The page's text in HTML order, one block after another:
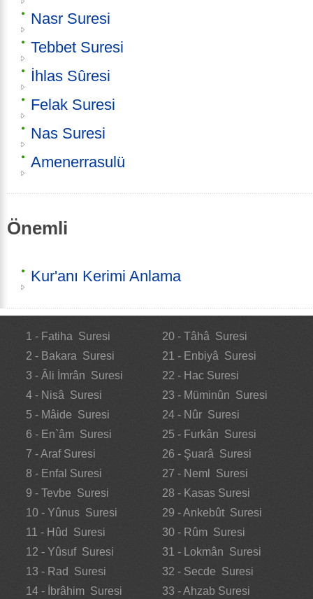
Nasr Suresi
Tebbet Suresi
İhlas Sûresi
Felak Suresi
Nas Suresi
Amenerrasulü
Önemli
Kur'anı Kerimi Anlama
1 - Fatiha Suresi
2 - Bakara Suresi
3 - Âli İmrân Suresi
4 - Nisâ Suresi
5 - Mâide Suresi
6 - En`âm Suresi
7 - Araf Suresi
8 - Enfal Suresi
9 - Tevbe Suresi
10 - Yûnus Suresi
11 - Hûd Suresi
12 - Yûsuf Suresi
13 - Rad Suresi
14 - İbrâhim Suresi
20 - Tâhâ Suresi
21 - Enbiyâ Suresi
22 - Hac Suresi
23 - Müminûn Suresi
24 - Nûr Suresi
25 - Furkân Suresi
26 - Şuarâ Suresi
27 - Neml Suresi
28 - Kasas Suresi
29 - Ankebût Suresi
30 - Rûm Suresi
31 - Lokmân Suresi
32 - Secde Suresi
33 - Ahzab Suresi